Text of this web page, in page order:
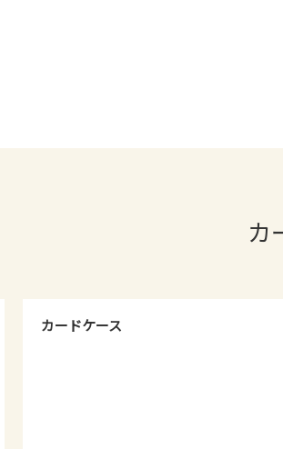
カ
カードケース